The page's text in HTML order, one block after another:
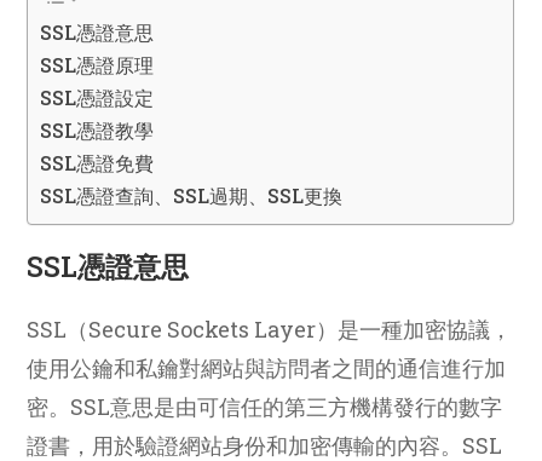
SSL憑證意思
SSL憑證原理
SSL憑證設定
SSL憑證教學
SSL憑證免費
SSL憑證查詢、SSL過期、SSL更換
SSL憑證意思
SSL（Secure Sockets Layer）是一種加密協議，
使用公鑰和私鑰對網站與訪問者之間的通信進行加
密。SSL意思是由可信任的第三方機構發行的數字
證書，用於驗證網站身份和加密傳輸的內容。SSL